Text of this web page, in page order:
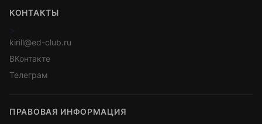
КОНТАКТЫ
>
kirill@ed-club.ru
ВКонтакте
Телеграм
ПРАВОВАЯ ИНФОРМАЦИЯ